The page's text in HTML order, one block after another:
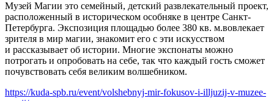
Музей Магии это семейный, детский развлекательный проект,
расположенный в историческом особняке в центре Санкт-
Петербурга. Экспозиция площадью более 380 кв. м.вовлекает
зрителя в мир магии, знакомит его с эти искусством
и рассказывает об истории. Многие экспонаты можно
потрогать и опробовать на себе, так что каждый гость сможет
почувствовать себя великим волшебником.
https://kuda-spb.ru/event/volshebnyj-mir-fokusov-i-illjuzij-v-muzee-